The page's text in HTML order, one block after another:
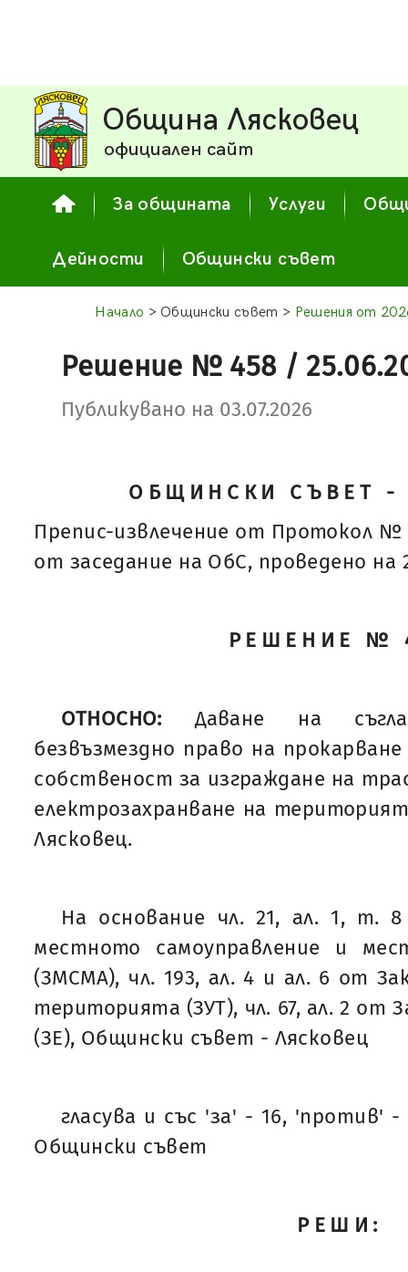
Община Лясковец
официален сайт
За общината Услуги
Дейности Общински съвет
Начало > Общински съвет > Решения от
Решение № 458 /
Публикувано на 03.07.2026
ОБЩИНСКИ СЪВЕТ -
Препис-извлечение от Протокол №
от заседание на ОбС, проведено на
РЕШЕНИЕ №
ОТНОСНО:Даване на
безвъзмездно право на
собственост за изграждане на
електрозахранване на
Лясковец.
На основание чл. 21, ал. 1, т.
местното самоуправление и
(ЗМСМА), чл. 193, ал. 4 и ал. 6 от
територията (ЗУТ), чл. 67, ал. 2 от
(ЗЕ), Общински съвет - Лясковец
гласува и със 'за' - 16, 'против'
Общински съвет
РЕШИ: